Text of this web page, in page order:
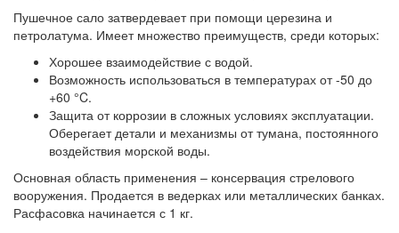
Пушечное сало затвердевает при помощи церезина и
петролатума. Имеет множество преимуществ, среди которых:
Хорошее взаимодействие с водой.
Возможность использоваться в температурах от -50 до
+60 °C.
Защита от коррозии в сложных условиях эксплуатации.
Оберегает детали и механизмы от тумана, постоянного
воздействия морской воды.
Основная область применения – консервация стрелового
вооружения. Продается в ведерках или металлических банках.
Расфасовка начинается с 1 кг.